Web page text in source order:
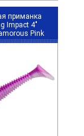
приманка
Impact 4"
Pink